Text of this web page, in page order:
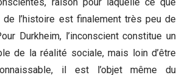
raison pour laquelle ce que
de l’histoire est finalement très peu de
Durkheim, l’inconscient constitue un
de la réalité sociale, mais loin d’être
il est l’objet même du